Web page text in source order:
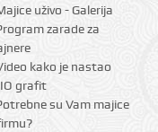
uživo - Galerija
zarade za
kako je nastao
grafit
su Vam majice